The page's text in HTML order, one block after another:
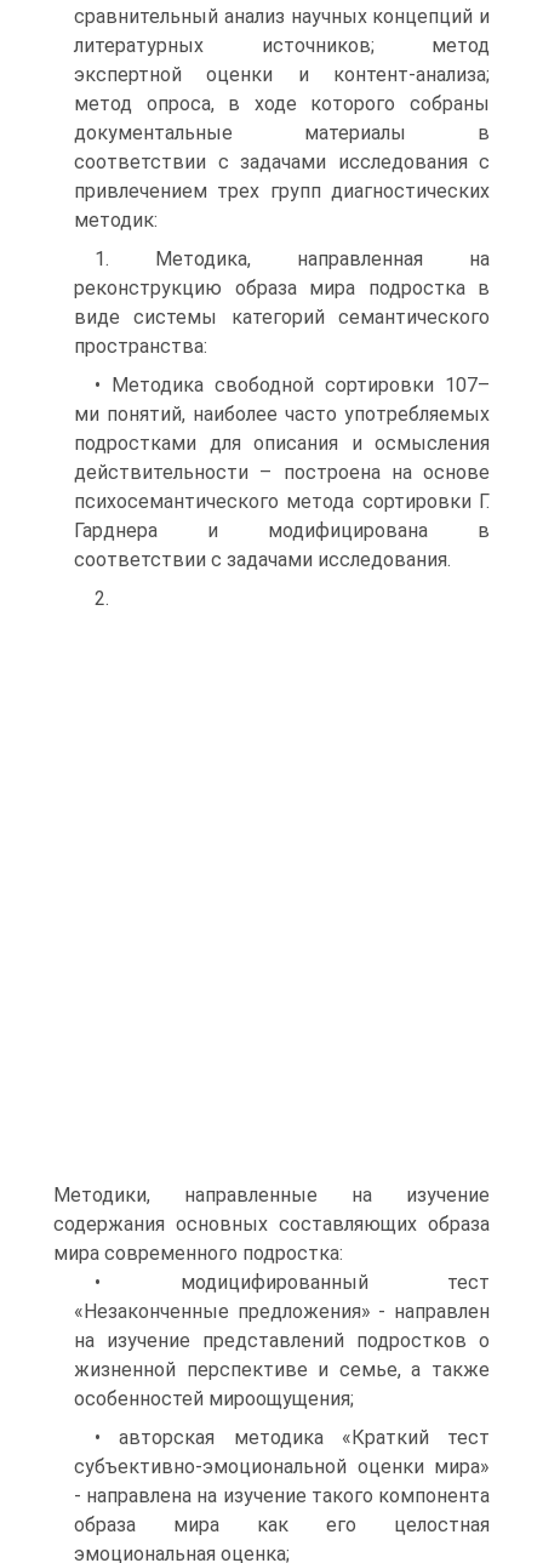
сравнительный анализ научных концепций и
литературных источников; метод
экспертной оценки и контент-анализа;
метод опроса, в ходе которого собраны
документальные материалы в
соответствии с задачами исследования с
привлечением трех групп диагностических
методик:
1. Методика, направленная на
реконструкцию образа мира подростка в
виде системы категорий семантического
пространства:
• Методика свободной сортировки 107–
ми понятий, наиболее часто употребляемых
подростками для описания и осмысления
действительности – построена на основе
психосемантического метода сортировки Г.
Гарднера и модифицирована в
соответствии с задачами исследования.
2.
Методики, направленные на изучение
содержания основных составляющих образа
мира современного подростка:
• модицифированный тест
«Незаконченные предложения» - направлен
на изучение представлений подростков о
жизненной перспективе и семье, а также
особенностей мироощущения;
• авторская методика «Краткий тест
субъективно-эмоциональной оценки мира»
- направлена на изучение такого компонента
образа мира как его целостная
эмоциональная оценка;